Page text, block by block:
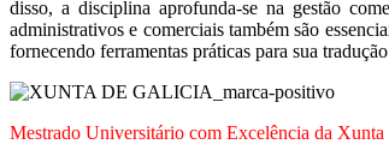
disso, a disciplina aprofunda-se na gestão
administrativos e comerciais também são
fornecendo ferramentas práticas para sua
Mestrado Universitário com Excelência da Xunta